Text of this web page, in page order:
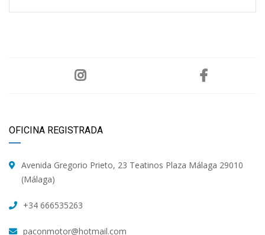
OFICINA REGISTRADA
Avenida Gregorio Prieto, 23 Teatinos Plaza Málaga 29010
(Málaga)
+34 666535263
paconmotor@hotmail.com